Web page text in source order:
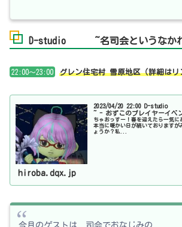
D-studio ~名司会というなか
22:00～23:00 グレン住宅村 雪原地区（詳細はリ
2023/04/20 22:00 D-studio
~ - おずこのプレイヤーイベ
ちゃおっすー！春を迎えたら一気に
本当に暖かい日が続いておりますが
ょうか？私...
hiroba.dqx.jp
今月のゲストは 司会でおなじみの